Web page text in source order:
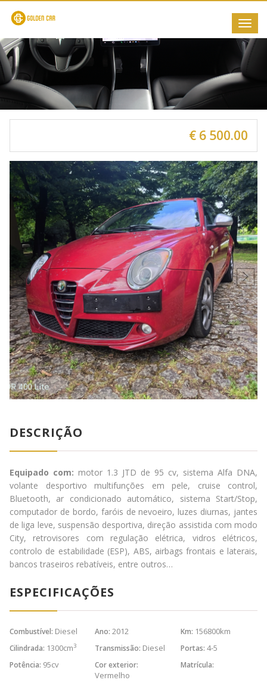
€ 6 500.00
Previous Next
DESCRIÇÃO
Equipado com: motor 1.3 JTD de 95 cv, sistema Alfa DNA,
volante desportivo multifunções em pele, cruise control,
Bluetooth, ar condicionado automático, sistema Start/Stop,
computador de bordo, faróis de nevoeiro, luzes diurnas, jantes
de liga leve, suspensão desportiva, direção assistida com modo
City, retrovisores com regulação elétrica, vidros elétricos,
controlo de estabilidade (ESP), ABS, airbags frontais e laterais,
bancos traseiros rebatíveis, entre outros…
ESPECIFICAÇÕES
Combustível: Diesel
Cilindrada: 1300cm3
Potência: 95cv
Ano: 2012
Transmissão: Diesel
Cor exterior:
Vermelho
Km: 156800km
Portas: 4-5
Matrícula: